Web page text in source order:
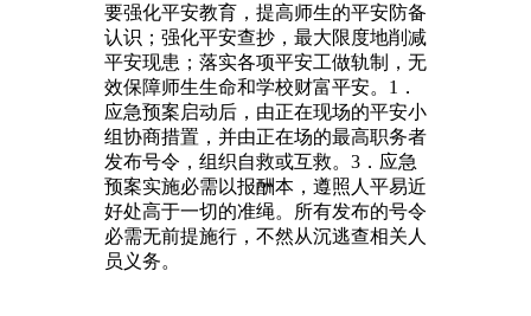
要强化平安教育，提高师生的平安防备
认识；强化平安查抄，最大限度地削减
平安现患；落实各项平安工做轨制，无
效保障师生生命和学校财富平安。1．
应急预案启动后，由正在现场的平安小
组协商措置，并由正在场的最高职务者
发布号令，组织自救或互救。3．应急
预案实施必需以报酬本，遵照人平易近
好处高于一切的准绳。所有发布的号令
必需无前提施行，不然从沉逃查相关人
员义务。